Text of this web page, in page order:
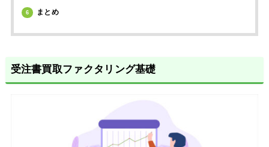
6 まとめ
受注書買取ファクタリング基礎